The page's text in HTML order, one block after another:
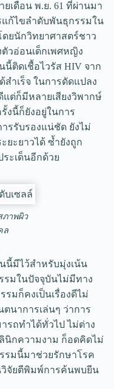
เดือน พ.ย. 61 ที่ผ่านมา
แก้ไขลำดับพันธุกรรมใน
ยนักวิทยาศาสตร์ชาว
ตัวอ่อนเด็กเพศหญิง
นี้ติดเชื้อไวรัส HIV จาก
ำเร็จ ในการดัดแปลง
ต่ก็มีหลายเสียงวิพากษ์
งนี้ก็ยังอยู่ในการ
รรับรองแน่ชัด ยังไม่
ยะยาวได้ ซ้ำยังถูก
ะเด็นอีกด้วย
าพผิว
ล
นี้มีไว้สำหรับมุ่งเน้น
รมในปัจจุบันไม่มีทาง
มก็คงเป็นเรื่องดีไม่
นาการเล่นๆ ว่าการ
รถทำได้ทั่วไป ไม่ต่าง
นิกความงาม ก็อดคิดไม่
รมนี้มาช่วยรักษาโรค
วิจัยตีพิมพ์การค้นพบยีน